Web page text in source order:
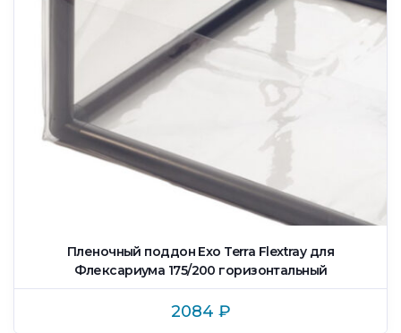
Пленочный поддон Exo Terra Flextray для
Флексариума 175/200 горизонтальный
2084 ₽